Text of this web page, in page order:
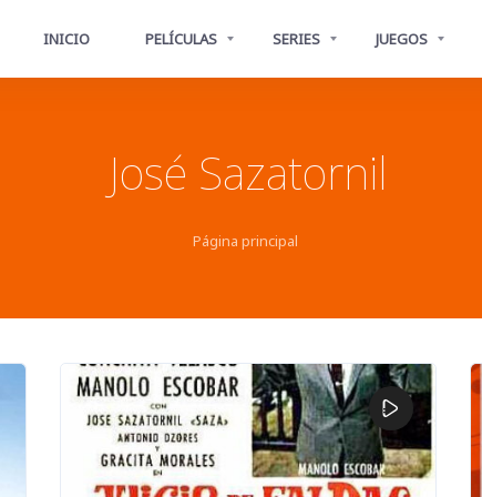
INICIO PELÍCULAS SERIES JUEGOS
José Sazatornil
Página principal